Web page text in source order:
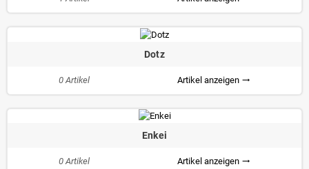
Dotz
0 Artikel Artikel anzeigen trending_flat
Enkei
0 Artikel Artikel anzeigen trending_flat